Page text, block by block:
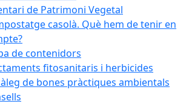
de Patrimoni Vegetal
casolà. Què hem de tenir en
de contenidors
fitosanitaris i herbicides
de bones pràctiques ambientals